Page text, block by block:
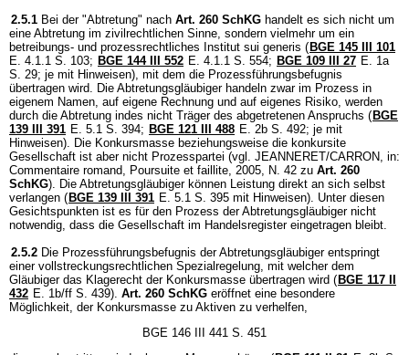
2.5.1 Bei der "Abtretung" nach Art. 260 SchKG handelt es sich nicht um
eine Abtretung im zivilrechtlichen Sinne, sondern vielmehr um ein
betreibungs- und prozessrechtliches Institut sui generis ( BGE 145 III 101
E. 4.1.1 S. 103; BGE 144 III 552 E. 4.1.1 S. 554; BGE 109 III 27 E. 1a
S. 29; je mit Hinweisen), mit dem die Prozessführungsbefugnis
übertragen wird. Die Abtretungsgläubiger handeln zwar im Prozess in
eigenem Namen, auf eigene Rechnung und auf eigenes Risiko, werden
durch die Abtretung indes nicht Träger des abgetretenen Anspruchs ( BGE
139 III 391 E. 5.1 S. 394; BGE 121 III 488 E. 2b S. 492; je mit
Hinweisen). Die Konkursmasse beziehungsweise die konkursite
Gesellschaft ist aber nicht Prozesspartei (vgl. JEANNERET/CARRON, in:
Commentaire romand, Poursuite et faillite, 2005, N. 42 zu Art. 260
SchKG). Die Abtretungsgläubiger können Leistung direkt an sich selbst
verlangen ( BGE 139 III 391 E. 5.1 S. 395 mit Hinweisen). Unter diesen
Gesichtspunkten ist es für den Prozess der Abtretungsgläubiger nicht
notwendig, dass die Gesellschaft im Handelsregister eingetragen bleibt.
2.5.2 Die Prozessführungsbefugnis der Abtretungsgläubiger entspringt
einer vollstreckungsrechtlichen Spezialregelung, mit welcher dem
Gläubiger das Klagerecht der Konkursmasse übertragen wird ( BGE 117 II
432 E. 1b/ff S. 439). Art. 260 SchKG eröffnet eine besondere
Möglichkeit, der Konkursmasse zu Aktiven zu verhelfen,
BGE 146 III 441 S. 451